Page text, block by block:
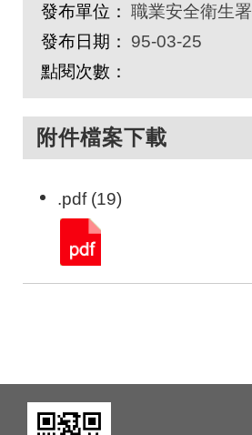
發布單位： 職業安全衛生署
發布日期：
95-03-25
點閱次數：
附件檔案下載
.pdf (19)